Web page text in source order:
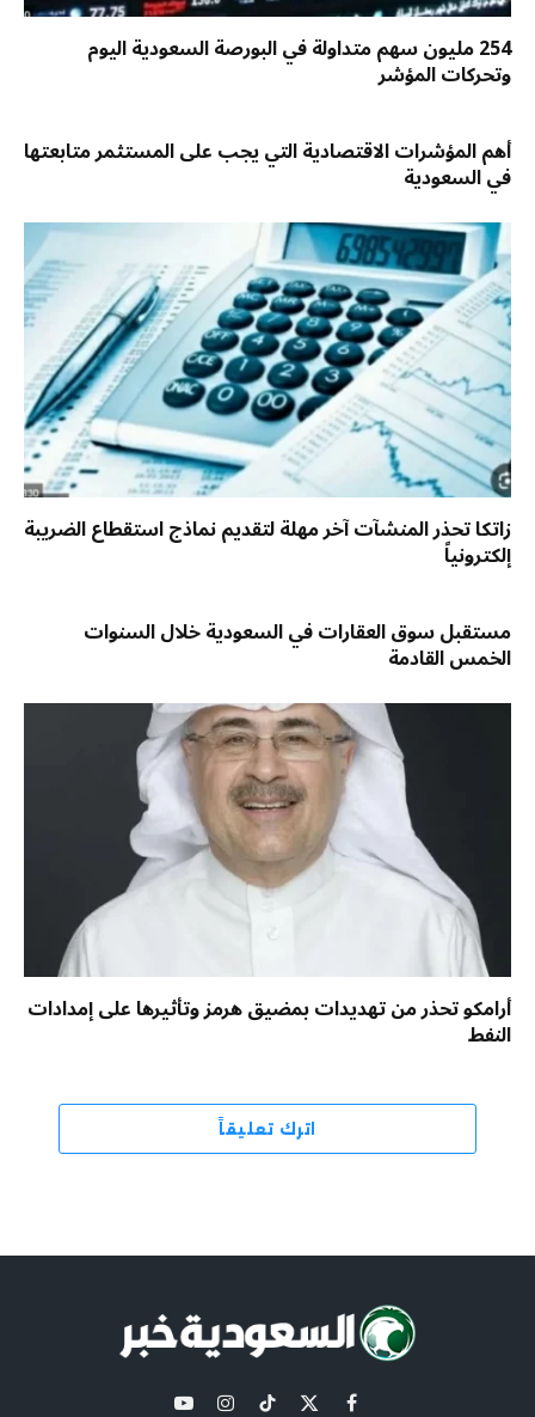
254 مليون سهم متداولة في البورصة السعودية اليوم
وتحركات المؤشر
أهم المؤشرات الاقتصادية التي يجب على المستثمر متابعتها
في السعودية
زاتكا تحذر المنشآت آخر مهلة لتقديم نماذج استقطاع الضريبة
إلكترونياً
مستقبل سوق العقارات في السعودية خلال السنوات
الخمس القادمة
أرامكو تحذر من تهديدات بمضيق هرمز وتأثيرها على إمدادات
النفط
اترك تعليقاً